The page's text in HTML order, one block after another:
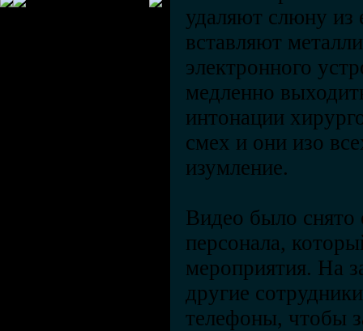
удаляют слюну из
вставляют
электронного
медленно
интонации
смех и они изо
изумление.
Видео было снято
персонала,
мероприятия. На
другие
телефоны, чтобы